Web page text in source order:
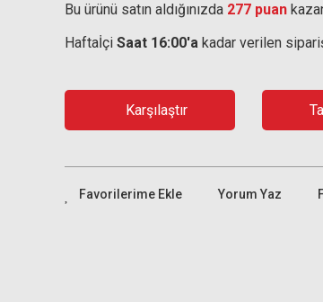
Bu ürünü satın aldığınızda 277 puan
Haftaİçi Saat 16:00'a kadar verilen
Karşılaştır
Yorum Yaz